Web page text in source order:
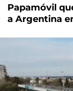
Papamóvil
a Argentina